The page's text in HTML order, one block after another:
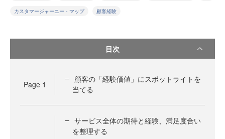
カスタマージャーニー・マップ 顧客経験
目次
Page 1
顧客の「経験価値」にスポットライトを
当てる
サービス全体の期待と経験、満足度合い
を整理する